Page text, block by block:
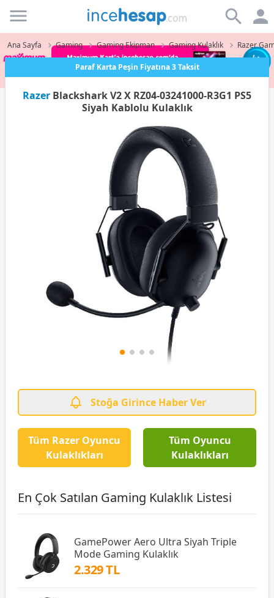
Incehesap
Ana Sayfa Gaming Gaming Ekipman Gaming Kulaklık Razer
Paraf Karta Peşin Fiyatına 3 Taksit
Razer Blackshark V2 X RZ04-03241000-R3G1 PS5
Siyah Kablolu Kulaklık
Stoğa Girince Haber Ver
Tüm Razer Oyuncu
Kulaklıkları
Tüm Oyuncu
Kulaklıkları
En Çok Satılan Gaming Kulaklık Listesi
GamePower Aero Ultra Siyah Triple
Mode Gaming Kulaklık
2.329 TL